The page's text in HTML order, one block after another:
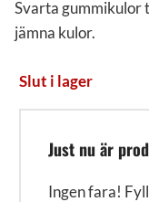
Svarta gummikulor
jämna kulor.
Slut i lager
Just nu är
Ingen fara!